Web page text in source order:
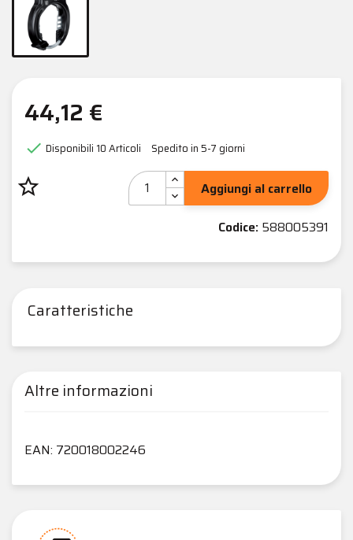
44,12 €
 Disponibili 10 Articoli Spedito in 5-7 giorni
star_border
Aggiungi al carrello
Codice: 588005391
Caratteristiche
Altre informazioni
EAN: 720018002246